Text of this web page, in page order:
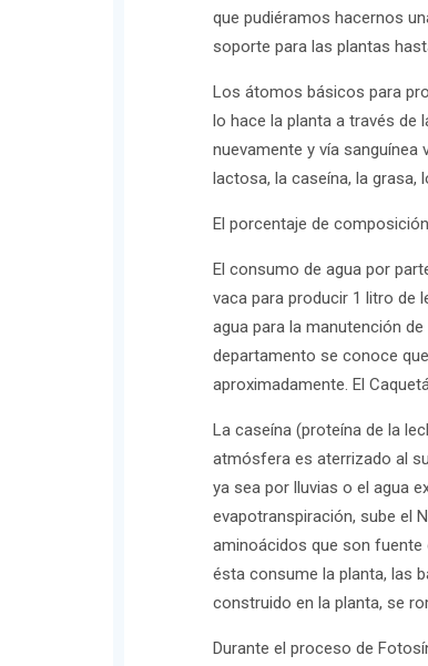
que pudiéramos hacernos
soporte para las plantas
Los átomos básicos para
lo hace la planta a través de
nuevamente y vía
lactosa, la caseína, la grasa,
El porcentaje de
El consumo de agua por
vaca para producir 1 litro de
agua para la manutención
departamento se conoce
aproximadamente. El
La caseína (proteína de la
atmósfera es aterrizado al
ya sea por lluvias o el agua
evapotranspiración, sube el
aminoácidos que son fuente
ésta consume la planta, las
construido en la planta, se
Durante el proceso de